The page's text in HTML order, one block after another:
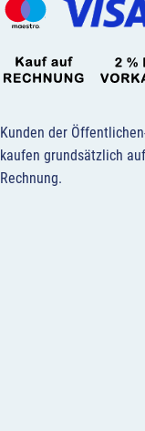
Kunden der
kaufen grundsätzlich auf
Rechnung.